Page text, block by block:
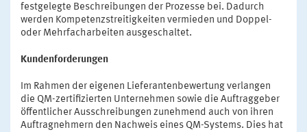
festgelegte Beschreibungen der Prozesse bei. Dadurch
werden Kompetenzstreitigkeiten vermieden und Doppel-
oder Mehrfacharbeiten ausgeschaltet.
Kundenforderungen
Im Rahmen der eigenen Lieferantenbewertung verlangen
die QM-zertifizierten Unternehmen sowie die Auftraggeber
öffentlicher Ausschreibungen zunehmend auch von ihren
Auftragnehmern den Nachweis eines QM-Systems. Dies hat